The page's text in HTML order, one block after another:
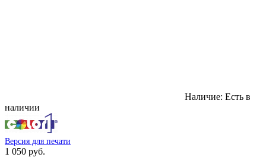
Наличие: Есть в
наличии
Версия для печати
1 050 руб.